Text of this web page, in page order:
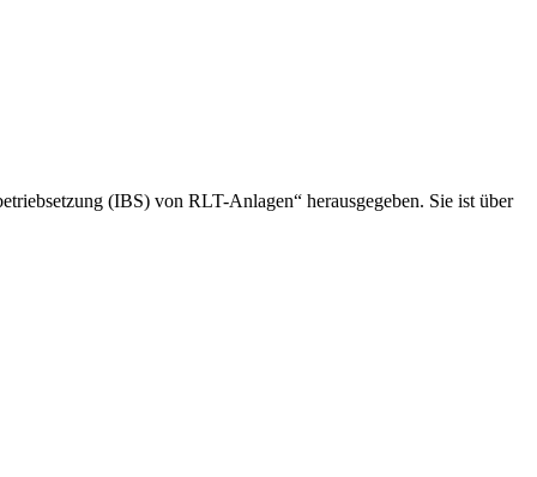
(IBS) von RLT-Anlagen“ herausgegeben. Sie ist über